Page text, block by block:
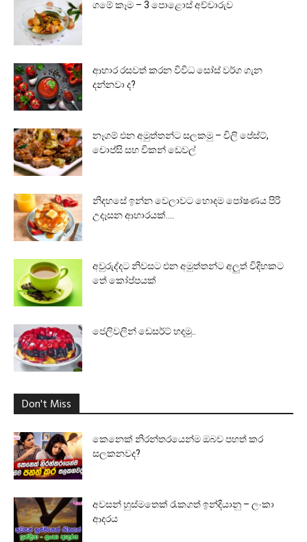
ගමේ කෑම – 3 පොළොස් අච්චාරුව
ආහාර රසවත් කරන විවිධ සෝස් වර්ග ගැන
දන්නවා ද?
නෑගම් එන අමුත්තන්ට සලකමු – චිලි පේස්ට්,
චොප්සි සහ චිකන් ඩෙවල්
නිදහසේ ඉන්න වෙලාවට හොදම පෝෂණය පිරි
උදෑසන ආහාරයක්….
අවුරුද්දට නිවසට එන අමුත්තන්ට අලුත් විදිහකට
තේ කෝප්පයක්
ජෙලිවලින් ඩෙසර්ට් හදමු..
Don't Miss
කෙනෙක් නිරන්තරයෙන්ම ඔබව පහත් කර
සලකනවද?
අවසන් හුස්මතෙක් රැකගත් ඉන්දියානු – ලංකා
ආදරය